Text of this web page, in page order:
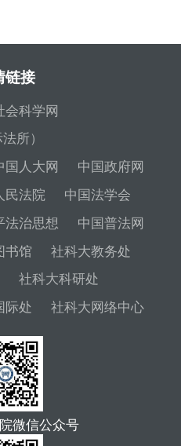
链接
会科学网
所）
国人大网
中国政府网
民法院
中国法学会
法治思想
中国普法网
书馆
社科大教务处
社科大科研处
际处 社科大网络中心
微信公众号